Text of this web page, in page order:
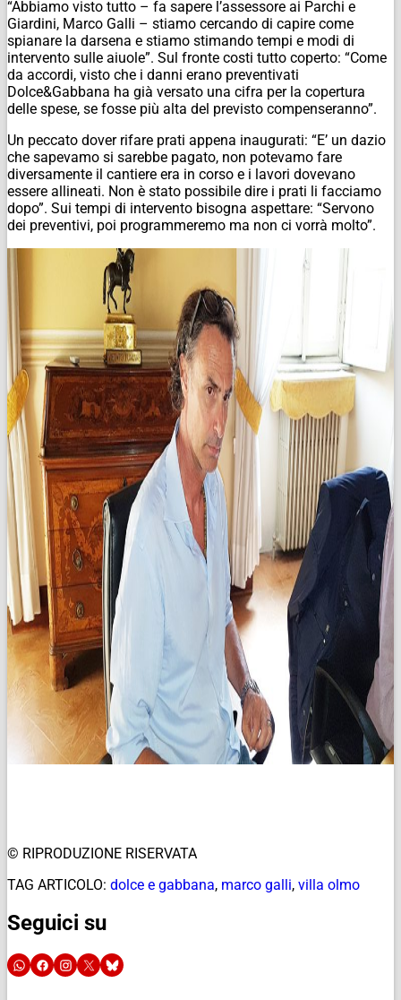
“Abbiamo visto tutto – fa sapere l’assessore ai Parchi e
Giardini, Marco Galli – stiamo cercando di capire come
spianare la darsena e stiamo stimando tempi e modi di
intervento sulle aiuole”. Sul fronte costi tutto coperto: “Come
da accordi, visto che i danni erano preventivati
Dolce&Gabbana ha già versato una cifra per la copertura
delle spese, se fosse più alta del previsto compenseranno”.
Un peccato dover rifare prati appena inaugurati: “E’ un dazio
che sapevamo si sarebbe pagato, non potevamo fare
diversamente il cantiere era in corso e i lavori dovevano
essere allineati. Non è stato possibile dire i prati li facciamo
dopo”. Sui tempi di intervento bisogna aspettare: “Servono
dei preventivi, poi programmeremo ma non ci vorrà molto”.
© RIPRODUZIONE RISERVATA
TAG ARTICOLO: dolce e gabbana, marco galli, villa olmo
Seguici su